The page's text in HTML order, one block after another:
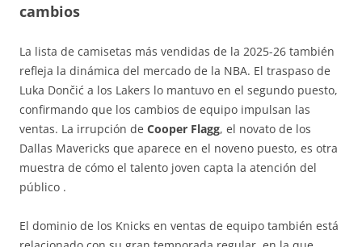
cambios
La lista de camisetas más vendidas de la 2025-26 también
refleja la dinámica del mercado de la NBA. El traspaso de
Luka Dončić a los Lakers lo mantuvo en el segundo puesto,
confirmando que los cambios de equipo impulsan las
ventas. La irrupción de Cooper Flagg, el novato de los
Dallas Mavericks que aparece en el noveno puesto, es otra
muestra de cómo el talento joven capta la atención del
público .
El dominio de los Knicks en ventas de equipo también está